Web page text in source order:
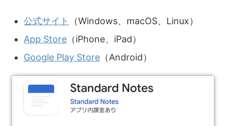
公式サイト
（Windows、macOS、Linux）
App Store （iPhone、iPad）
Google Play Store （Android）